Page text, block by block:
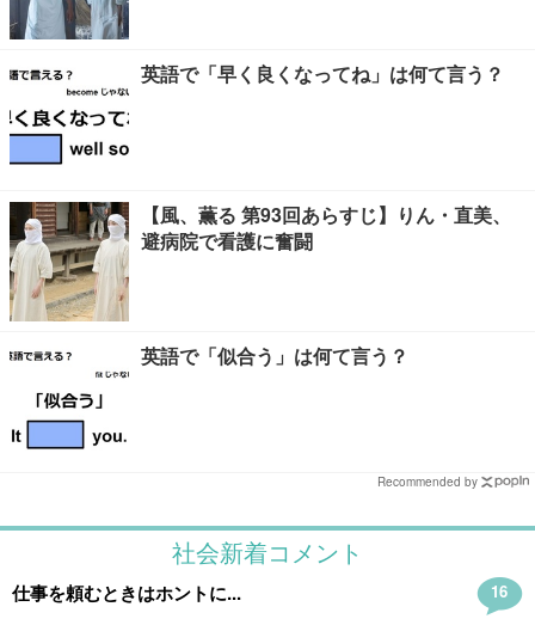
英語で「早く良くなってね」は何て言う？
【風、薫る 第93回あらすじ】りん・直美、
避病院で看護に奮闘
英語で「似合う」は何て言う？
Recommended by